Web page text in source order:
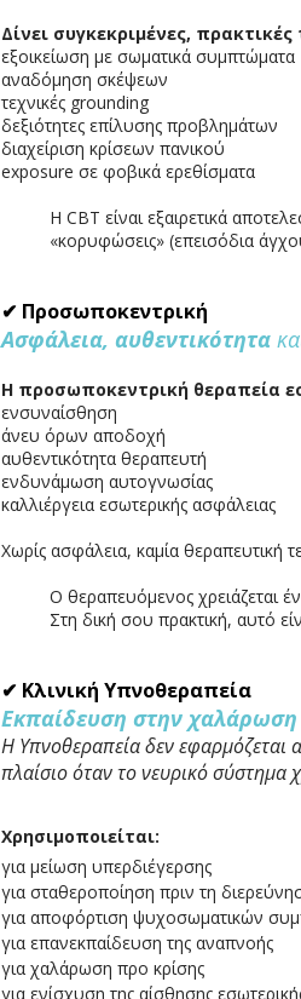
Δίνει συγκεκριμένες,
εξοικείωση με σωματικά συμπτώματα
αναδόμηση σκέψεων
τεχνικές grounding
δεξιότητες επίλυσης προβλημάτων
διαχείριση κρίσεων πανικού
exposure σε φοβικά ερεθίσματα
Η CBT είναι εξαιρετικά
«κορυφώσεις» (επεισόδια
✔ Προσωποκεντρική
Ασφάλεια, αυθεντικότητα
Η προσωποκεντρική θεραπεία
ενσυναίσθηση
άνευ όρων αποδοχή
αυθεντικότητα θεραπευτή
ενδυνάμωση αυτογνωσίας
καλλιέργεια εσωτερικής ασφάλειας
Χωρίς ασφάλεια, καμία θεραπευτική
Ο θεραπευόμενος χρειάζεται
Στη δική σου πρακτική, αυτό
✔ Κλινική Υπνοθεραπεία
Εκπαίδευση στην χαλάρωση
Η Υπνοθεραπεία δεν εφαρμόζεται
πλαίσιο όταν το νευρικό σύστημα
Χρησιμοποιείται:
για μείωση υπερδιέγερσης
για σταθεροποίηση πριν τη
για αποφόρτιση ψυχοσωματικών
για επανεκπαίδευση της αναπνοής
για χαλάρωση προ κρίσης
για ενίσχυση της αίσθησης